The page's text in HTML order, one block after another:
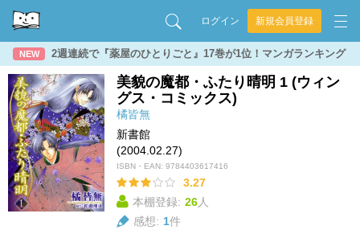
ログイン 新規会員登録
NEW 2週連続で『薬屋のひとりごと』17巻が1位！マンガランキング
美貌の魔都・ふたり晴明 1 (ウィン
グス・コミックス)
橘皆無
新書館
(2004.02.27)
ISBN・EAN: 9784403617416
3.27
本棚登録: 26人
感想: 1件